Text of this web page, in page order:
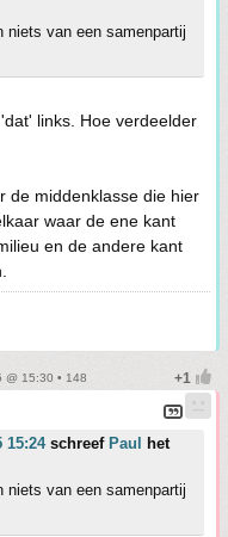
niets van een samenpartij
links. Hoe verdeelder
de middenklasse die hier
waar de ene kant
en de andere kant
@ 15:30 • 148
15:24schreef Paul
het
niets van een samenpartij